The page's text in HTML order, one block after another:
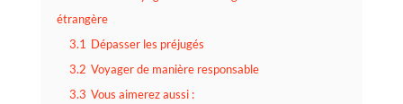
étrangère
3.1 Dépasser les préjugés
3.2 Voyager de manière responsable
3.3 Vous aimerez aussi :